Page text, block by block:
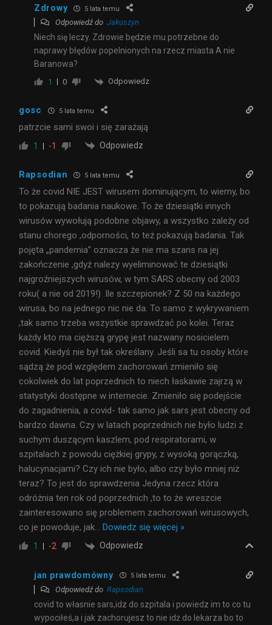
Zdrowy 5 lata temu
Odpowiedź do Jakuszyn
Niech się leczy. Zdrowie będzie mu potrzebne do
naprawy błędów popelnionych na rzecz miasta A nie
Baranowa?
1 0 Odpowiedz
gosc 5 lata temu
patrzcie sami swoi i się zarażają
1 -1 Odpowiedz
Rapsodian 5 lata temu
To że covid NIE JEST wirusem dominującym, to wiemy, bo
to pokazują badania naukowe. To że dziesiątki innych
wirusów wywołują podobne objawy, a wszystko zależy od
stanu chorego ,odporności, to też pokazują badania. Tak
pojęta „pandemia” oznacza że nie ma szans na jej
zakończenie ,gdyż nalezy wyeliminować te dziesiątki
najgroźniejszych wirusów, w tym SARS obecny od 2003
roku( a nie od 2019!) .Ile szczepionek? Z 50 na każdego
wirusa, bo na jednego nic nie da. To samo z wykrywaniem
,tak samo trzeba wszystkie sprawdzać po kolei. Teraz
każdy kto ma cięższą grypę jest nazwany nosicielem
covid. Kiedyś nie był tak określany. Jeśli sa tu osoby które
sądzą że pod względem zachorowań zmieniło się
cokolwiek do lat poprzednich to niech łaskawie zajrzą w
statystyki dostępne w internecie. Zmieniło się podejście
do zagadnienia, a covid- tak samo jak sars jest obecny od
bardzo dawna. Czy w latach poprzednich nie było ludzi z
suchym duszącym kaszlem, pod respiratorami, w
szpitalach z powodu ciężkiej grypy, z wysoką gorączką,
halucynacjami? Czy ich nie było, albo czy było mniej niż
teraz? To jest do sprawdzenia Jedyna rzecz która
odróżnia ten rok od poprzednich ,to to że wreszcie
zainteresowano się problemem zachorowań wirusowych,
co je powoduje, jak… Dowiedz się więcej »
1 -2 Odpowiedz
jan prawdomówny 5 lata temu
Odpowiedź do Rapsodian
covid to własnie sars,idz do szpitala i powiedz im to co tu
wypociłeś,a i jak zachorujesz to nie idż do lekarza bo to